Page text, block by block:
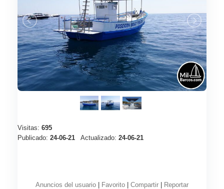
Visitas: 695
Publicado: 24-06-21 Actualizado: 24-06-21
Anuncios del usuario Favorito Compartir Reportar